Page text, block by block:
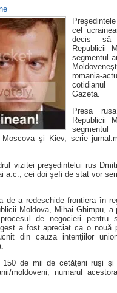
cel
decis să
Republicii
segmentul
romania-
cotidianul
Gazeta.
Presa
Republicii
şi Kiev, scrie
vizitei preşedintelui rus
a.c., cei doi şefi de stat vor
de a redeschide frontiera în
Moldova, Mihai Ghimpu, a
de negocieri pentru
a fost apreciat ca o nouă
din cauza intenţiilor
150 de mii de cetăţeni ruşi
moldoveni, numarul